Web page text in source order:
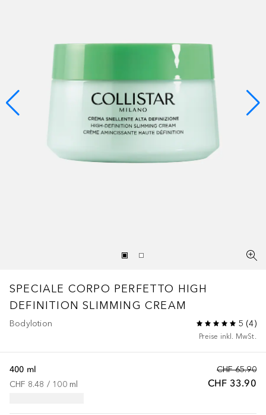
SPECIALE CORPO PERFETTO HIGH
DEFINITION SLIMMING CREAM
Bodylotion 5 (4)
Preise inkl. MwSt.
CHF 65.90
CHF 33.90
400 ml
CHF 8.48 / 100 ml